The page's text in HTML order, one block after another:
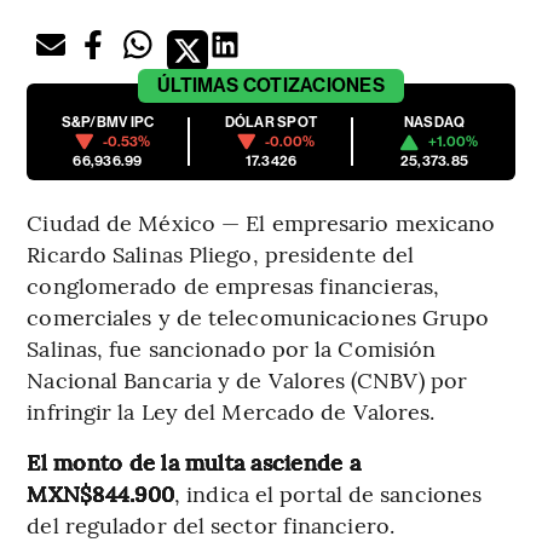
ÚLTIMAS COTIZACIONES
S&P/BMV IPC
-0.53%
66,936.99
DÓLAR SPOT
-0.00%
17.3426
NASDAQ
+1.00%
25,373.85
Ciudad de México — El empresario mexicano
Ricardo Salinas Pliego, presidente del
conglomerado de empresas financieras,
comerciales y de telecomunicaciones Grupo
Salinas, fue sancionado por la Comisión
Nacional Bancaria y de Valores (CNBV) por
infringir la Ley del Mercado de Valores.
El monto de la multa asciende a
MXN$844.900, indica el portal de sanciones
del regulador del sector financiero.